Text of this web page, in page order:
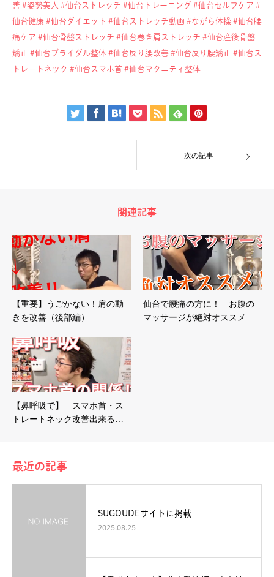
善 #姿勢美人 #仙台ストレッチ #仙台トレーニング #仙台セルフケア #
仙台健康 #仙台ダイエット #仙台ストレッチ動画 #ながら体操 #仙台腰
痛ケア #仙台骨盤ストレッチ #仙台巻き肩ストレッチ #仙台産後骨盤
矯正 #仙台ブライダル整体 #仙台反り腰改善 #仙台反り腰矯正 #仙台ス
トレートネック #仙台スマホ首 #仙台マタニティ整体
次の記事
関連記事
【重要】うごかない！肩の動
きを改善（後部編）
仙台で腰痛の方に！ お腹の
マッサージが絶対オススメ…
【鼻呼吸で】 スマホ首・ス
トレートネック改善出来る…
最近の記事
SUGOUDEサイトに掲載
2025.08.25